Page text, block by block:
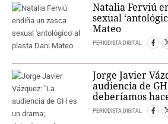
Natalia Ferviú
sexual
Mateo
PERIODISTA DIGITAL
Jorge Javier
audiencia de
deberíamos
PERIODISTA DIGITAL